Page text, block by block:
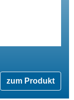
zum Produkt